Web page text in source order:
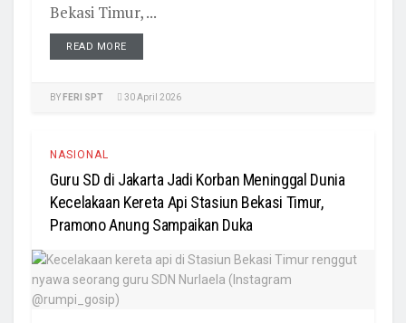
Bekasi Timur, ...
READ MORE
BY FERI SPT 30 April 2026
NASIONAL
Guru SD di Jakarta Jadi Korban Meninggal Dunia
Kecelakaan Kereta Api Stasiun Bekasi Timur,
Pramono Anung Sampaikan Duka